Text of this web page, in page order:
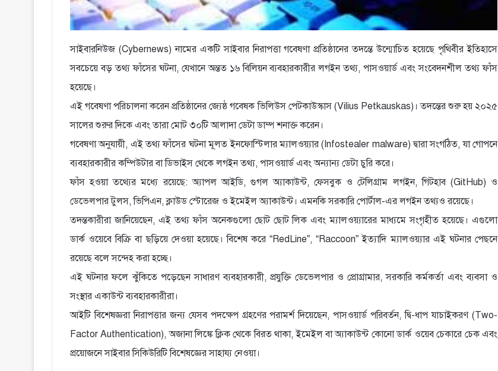
সাইবারনিউজ (Cybernews) নামের একটি সাইবার নিরাপত্তা গবেষণা প্রতিষ্ঠানের তদন্তে উন্মোচিত হয়েছে পৃথিবীর ইতিহাসে
সবচেয়ে বড় তথ্য ফাঁসের ঘটনা, যেখানে অন্তত ১৬ বিলিয়ন ব্যবহারকারীর লগইন তথ্য, পাসওয়ার্ড এবং সংবেদনশীল তথ্য ফাঁস
হয়েছে।
এই গবেষণা পরিচালনা করেন প্রতিষ্ঠানের জ্যেষ্ঠ গবেষক ভিলিউস পেটকাউস্কাস (Vilius Petkauskas)। তদন্তের শুরু হয় ২০২৫
সালের শুরুর দিকে এবং তারা মোট ৩০টি আলাদা ডেটা ডাম্প শনাক্ত করেন।
গবেষণা অনুযায়ী, এই তথ্য ফাঁসের ঘটনা মূলত ইনফোস্টিলার ম্যালওয়্যার (Infostealer malware) দ্বারা সংগঠিত, যা গোপনে
ব্যবহারকারীর কম্পিউটার বা ডিভাইস থেকে লগইন তথ্য, পাসওয়ার্ড এবং অন্যান্য ডেটা চুরি করে।
ফাঁস হওয়া তথ্যের মধ্যে রয়েছে: অ্যাপল আইডি, গুগল অ্যাকাউন্ট, ফেসবুক ও টেলিগ্রাম লগইন, গিটহাব (GitHub) ও
ডেভেলপার টুলস, ভিপিএন, ক্লাউড স্টোরেজ ও ইমেইল অ্যাকাউন্ট। এমনকি সরকারি পোর্টাল-এর লগইন তথ্যও রয়েছে।
তদন্তকারীরা জানিয়েছেন, এই তথ্য ফাঁস অনেকগুলো ছোট ছোট লিক এবং ম্যালওয়্যারের মাধ্যমে সংগৃহীত হয়েছে। এগুলো
ডার্ক ওয়েবে বিক্রি বা ছড়িয়ে দেওয়া হয়েছে। বিশেষ করে “RedLine”, “Raccoon” ইত্যাদি ম্যালওয়্যার এই ঘটনার পেছনে
রয়েছে বলে সন্দেহ করা হচ্ছে।
এই ঘটনার ফলে ঝুঁকিতে পড়েছেন সাধারণ ব্যবহারকারী, প্রযুক্তি ডেভেলপার ও প্রোগ্রামার, সরকারি কর্মকর্তা এবং ব্যবসা ও
সংস্থার একাউন্ট ব্যবহারকারীরা।
আইটি বিশেষজ্ঞরা নিরাপত্তার জন্য যেসব পদক্ষেপ গ্রহণের পরামর্শ দিয়েছেন, পাসওয়ার্ড পরিবর্তন, দ্বি-ধাপ যাচাইকরণ (Two-
Factor Authentication), অজানা লিঙ্কে ক্লিক থেকে বিরত থাকা, ইমেইল বা অ্যাকাউন্ট কোনো ডার্ক ওয়েব চেকারে চেক এবং
প্রয়োজনে সাইবার সিকিউরিটি বিশেষজ্ঞের সাহায্য নেওয়া।